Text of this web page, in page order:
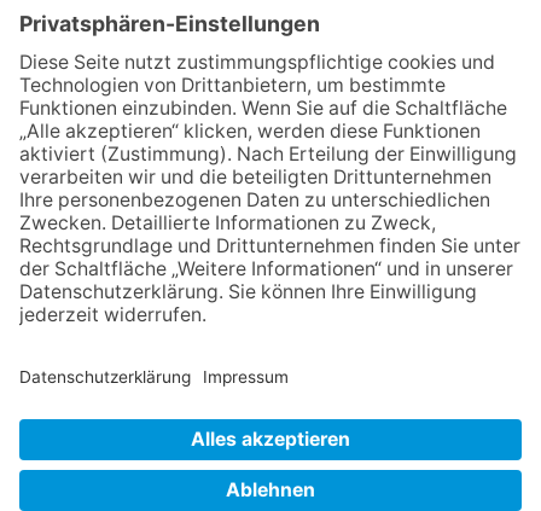
Programm „Changes“
Sommerabend: Der Rettershof
lädt wieder zum Weinfest ein
06.08.2026
Hisamoto und Tölke begeistern
mit Werken von Walter
Wachsmuth
09.07.2026
Wasserampel steht auf Gelb:
Stadt ruft zum Wassersparen
auf
NACH OBEN
Datenschutz Netiquette FAQ